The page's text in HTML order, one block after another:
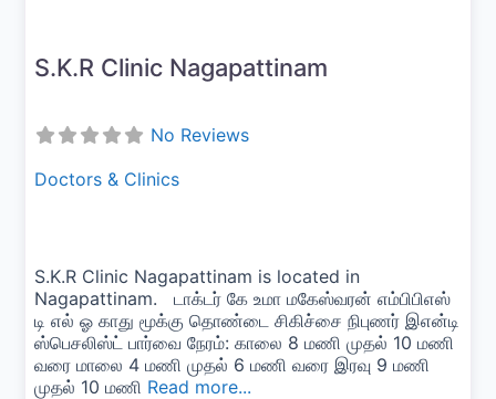
S.K.R Clinic Nagapattinam
No Reviews
Doctors & Clinics
S.K.R Clinic Nagapattinam is located in
Nagapattinam. டாக்டர் கே உமா மகேஸ்வரன் எம்பிபிஎஸ்
டி எல் ஓ காது மூக்கு தொண்டை சிகிச்சை நிபுணர் இஎன்டி
ஸ்பெசலிஸ்ட் பார்வை நேரம்: காலை 8 மணி முதல் 10 மணி
வரை மாலை 4 மணி முதல் 6 மணி வரை இரவு 9 மணி
முதல் 10 மணி Read more...